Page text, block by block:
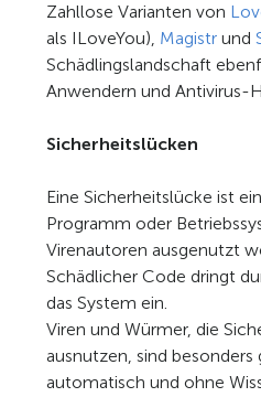
Zahllose Varianten von
als ILoveYou), Magistr und
Schädlingslandschaft
Anwendern und Antivirus-
Sicherheitslücken
Eine Sicherheitslücke ist
Programm oder
Virenautoren ausgenutzt
Schädlicher Code dringt
das System ein.
Viren und Würmer, die
ausnutzen, sind besonders
automatisch und ohne